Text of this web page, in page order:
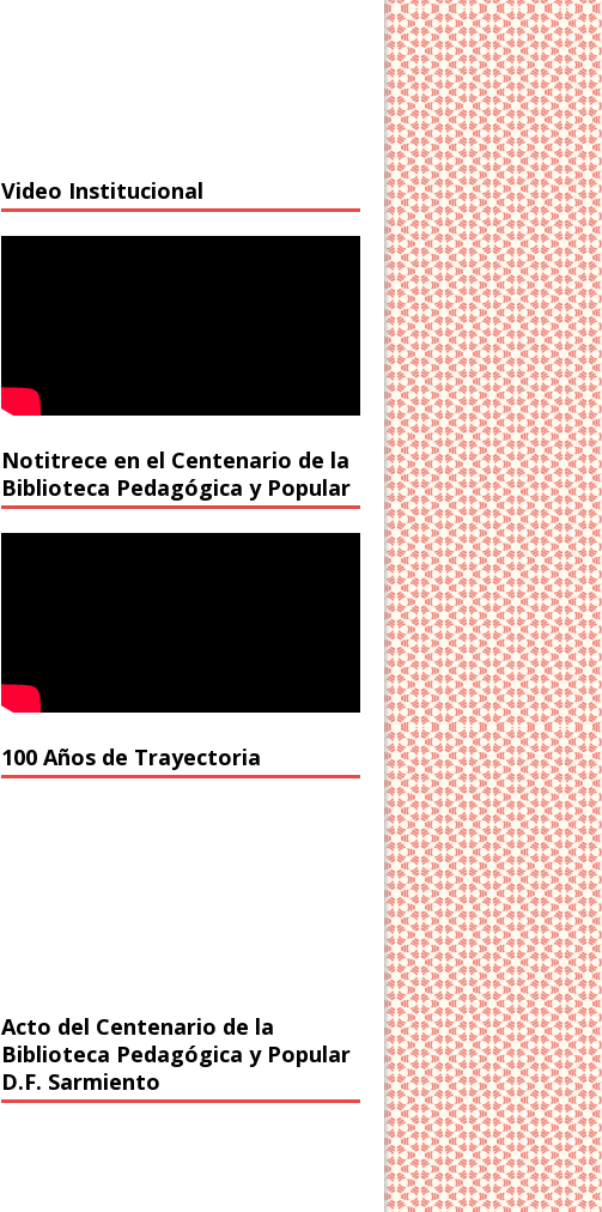
Video Institucional
Notitrece en el Centenario de la
Biblioteca Pedagógica y Popular
100 Años de Trayectoria
Acto del Centenario de la
Biblioteca Pedagógica y Popular
D.F. Sarmiento